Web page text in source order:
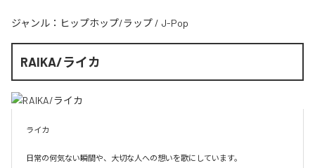
ジャンル： ヒップホップ/ラップ / J-Pop
RAIKA/ライカ
ライカ
日常の何気ない瞬間や、大切な人への想いを歌にしています。